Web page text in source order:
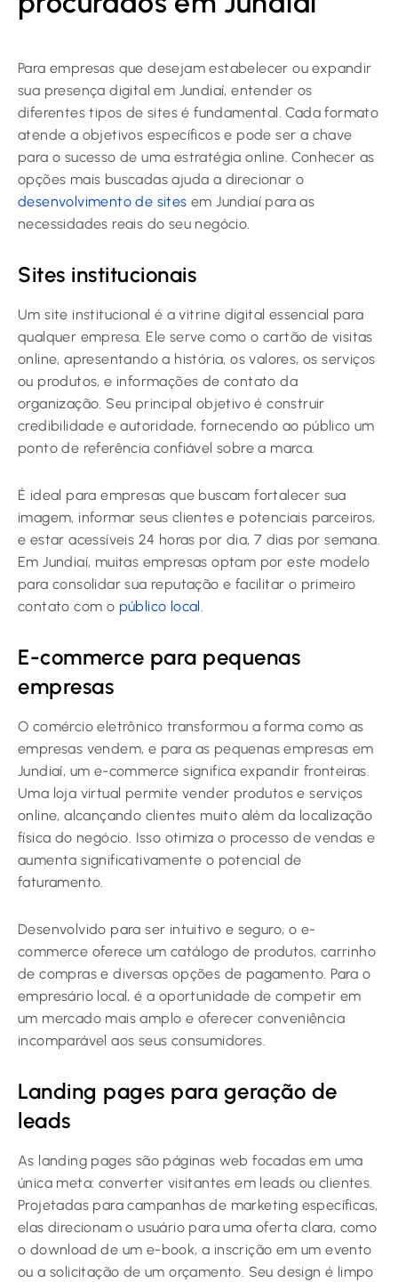
Para empresas que desejam estabelecer ou expandir
sua presença digital em Jundiaí, entender os
diferentes tipos de sites é fundamental. Cada formato
atende a objetivos específicos e pode ser a chave
para o sucesso de uma estratégia online. Conhecer as
opções mais buscadas ajuda a direcionar o
desenvolvimento de sites em Jundiaí para as
necessidades reais do seu negócio.
Sites institucionais
Um site institucional é a vitrine digital essencial para
qualquer empresa. Ele serve como o cartão de visitas
online, apresentando a história, os valores, os serviços
ou produtos, e informações de contato da
organização. Seu principal objetivo é construir
credibilidade e autoridade, fornecendo ao público um
ponto de referência confiável sobre a marca.
É ideal para empresas que buscam fortalecer sua
imagem, informar seus clientes e potenciais parceiros,
e estar acessíveis 24 horas por dia, 7 dias por semana.
Em Jundiaí, muitas empresas optam por este modelo
para consolidar sua reputação e facilitar o primeiro
contato com o público local .
E-commerce para pequenas
empresas
O comércio eletrônico transformou a forma como as
empresas vendem, e para as pequenas empresas em
Jundiaí, um e-commerce significa expandir fronteiras.
Uma loja virtual permite vender produtos e serviços
online, alcançando clientes muito além da localização
física do negócio. Isso otimiza o processo de vendas e
aumenta significativamente o potencial de
faturamento.
Desenvolvido para ser intuitivo e seguro, o e-
commerce oferece um catálogo de produtos, carrinho
de compras e diversas opções de pagamento. Para o
empresário local, é a oportunidade de competir em
um mercado mais amplo e oferecer conveniência
incomparável aos seus consumidores.
Landing pages para geração de
leads
As landing pages são páginas web focadas em uma
única meta: converter visitantes em leads ou clientes.
Projetadas para campanhas de marketing específicas,
elas direcionam o usuário para uma oferta clara, como
o download de um e-book, a inscrição em um evento
ou a solicitação de um orçamento. Seu design é limpo